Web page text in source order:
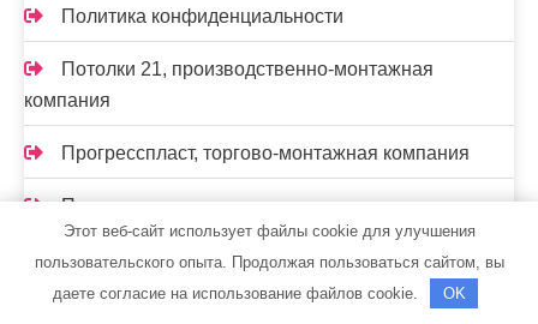
Политика конфиденциальности
Потолки 21, производственно-монтажная
компания
Прогресспласт, торгово-монтажная компания
Производственно-ремонтная компания,
Производственно-ремонтная компания
Прок, производственная компания
Этот веб-сайт использует файлы cookie для улучшения
пользовательского опыта. Продолжая пользоваться сайтом, вы
даете согласие на использование файлов cookie.
OK